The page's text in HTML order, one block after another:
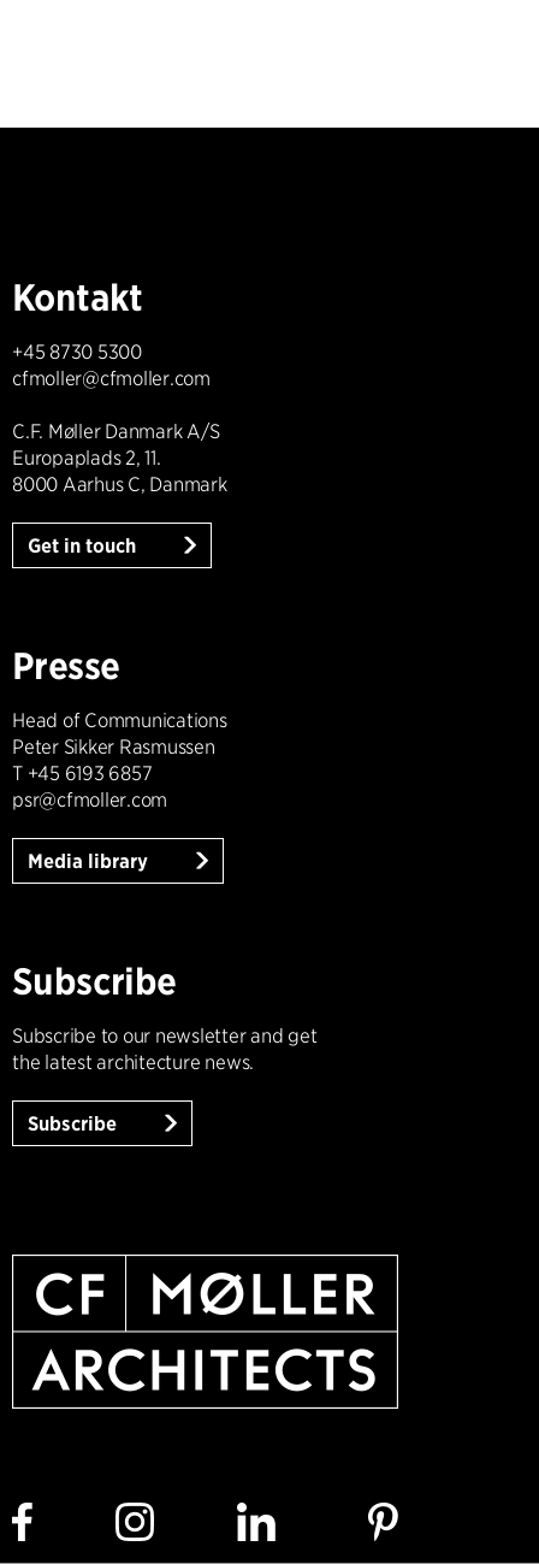
Kontakt
+45 8730 5300
cfmoller@cfmoller.com
C.F. Møller Danmark A/S
Europaplads 2, 11.
8000 Aarhus C, Danmark
Get in touch
Presse
Head of Communications
Peter Sikker Rasmussen
T +45 6193 6857
psr@cfmoller.com
Media library
Subscribe
Subscribe to our newsletter and get
the latest architecture news.
Subscribe